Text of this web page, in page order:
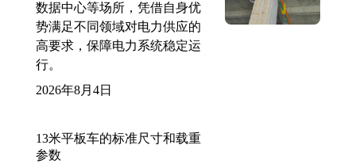
数据中心等场所，凭借自身优
势满足不同领域对电力供应的
高要求，保障电力系统稳定运
行。
2026年8月4日
13米平板车的标准尺寸和载重
参数